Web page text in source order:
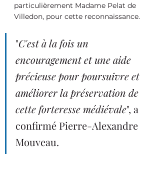
particulièrement Madame Pelat de
Villedon, pour cette reconnaissance.
"C'est à la fois un
encouragement et une aide
précieuse pour poursuivre et
améliorer la préservation de
cette forteresse médiévale", a
confirmé Pierre-Alexandre
Mouveau.